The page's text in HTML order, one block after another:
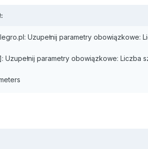
Uzupełnij parametry obowiązkowe:
Uzupełnij parametry obowiązkowe: Liczba